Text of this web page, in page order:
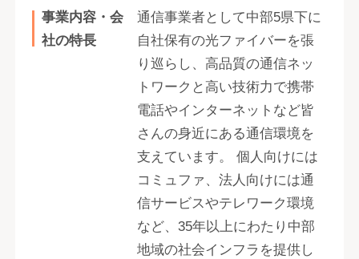
事業内容・会
社の特長
通信事業者として中部5県下に
自社保有の光ファイバーを張
り巡らし、高品質の通信ネッ
トワークと高い技術力で携帯
電話やインターネットなど皆
さんの身近にある通信環境を
支えています。 個人向けには
コミュファ、法人向けには通
信サービスやテレワーク環境
など、35年以上にわたり中部
地域の社会インフラを提供し